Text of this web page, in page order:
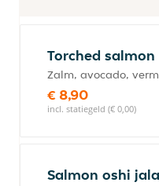
Torched
Zalm, avocado,
€ 8,90
incl. statiegeld (€ 0,00)
Salmon oshi